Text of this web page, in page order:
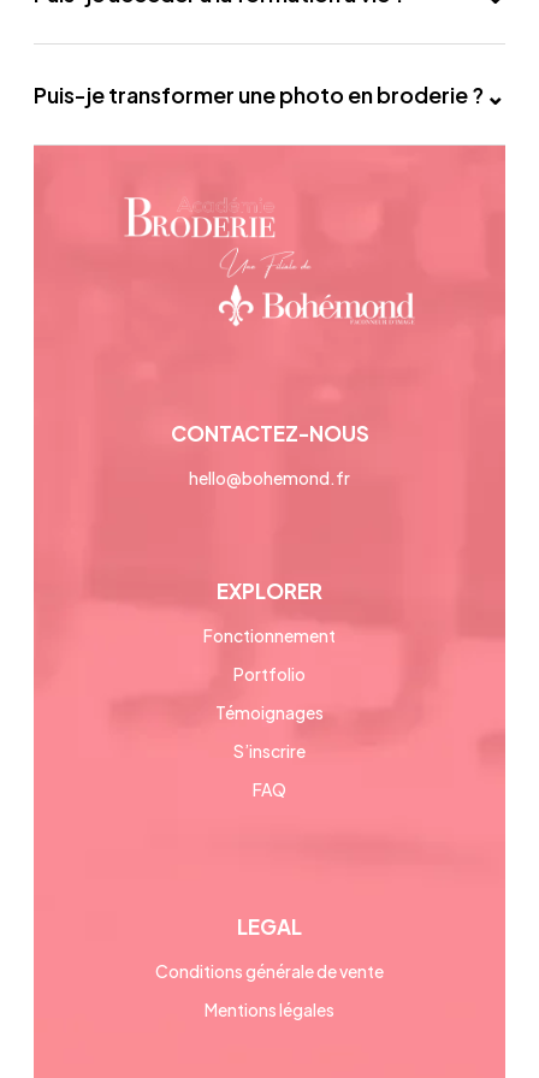
Puis-je transformer une photo en broderie ? ⌄
CONTACTEZ-NOUS
hello@bohemond.fr
EXPLORER
Fonctionnement
Portfolio
Témoignages
S’inscrire
FAQ
LEGAL
Conditions générale de vente
Mentions légales